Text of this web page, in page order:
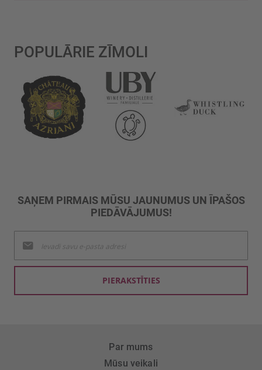
POPULĀRIE ZĪMOLI
SAŅEM PIRMAIS MŪSU JAUNUMUS UN ĪPAŠOS
PIEDĀVĀJUMUS!
jaunumu
saņemšanai:
PIERAKSTĪTIES
Par mums
Mūsu veikali